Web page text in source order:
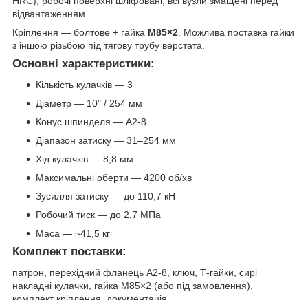
відвантаженням.
Кріплення — болтове + гайка М85×2. Можлива поставка гайки
з іншою різьбою під тягову трубу верстата.
Основні характеристики:
Кількість кулачків — 3
Діаметр — 10" / 254 мм
Конус шпинделя — A2-8
Діапазон затиску — 31–254 мм
Хід кулачків — 8,8 мм
Максимальні оберти — 4200 об/хв
Зусилля затиску — до 110,7 кН
Робочий тиск — до 2,7 МПа
Маса — ~41,5 кг
Комплект поставки:
патрон, перехідний фланець A2-8, ключ, Т-гайки, сирі
накладні кулачки, гайка М85×2 (або під замовлення),